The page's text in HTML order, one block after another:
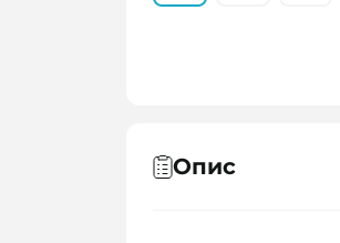
Опис